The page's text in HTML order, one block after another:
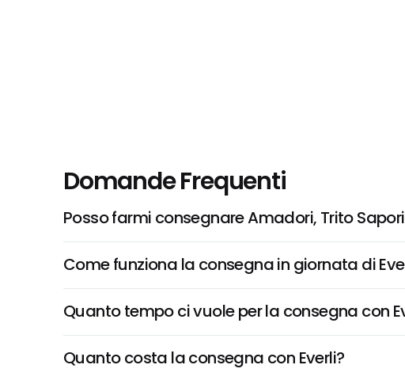
Domande Frequenti
Posso farmi consegnare Amadori, Trito
Come funziona la consegna in giornata di
Quanto tempo ci vuole per la consegna con
Quanto costa la consegna con Everli?